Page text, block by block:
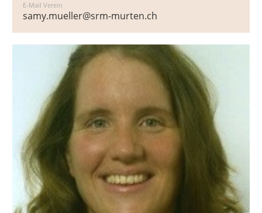
E-Mail Verein
samy.mueller@srm-murten.ch